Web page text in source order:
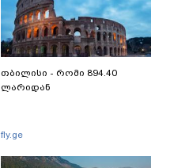
თბილისი - რომი 894.40
ლარიდან
fly.ge